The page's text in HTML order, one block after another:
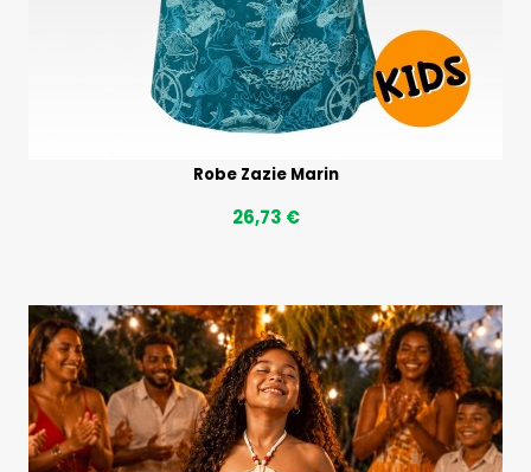
Robe Zazie Marin
26,73 €